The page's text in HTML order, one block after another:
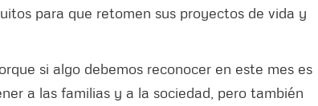
para que retomen sus proyectos de vida y
si algo debemos reconocer en este mes es
a las familias y a la sociedad, pero también